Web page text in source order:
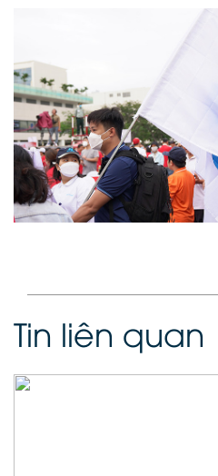
Tin liên quan